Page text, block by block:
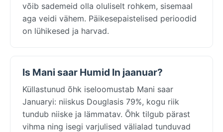
võib sademeid olla oluliselt rohkem, sisemaal
aga veidi vähem. Päikesepaistelised perioodid
on lühikesed ja harvad.
Is Mani saar Humid In jaanuar?
Küllastunud õhk iseloomustab Mani saar
Januaryi: niiskus Douglasis 79%, kogu riik
tundub niiske ja lämmatav. Õhk tilgub pärast
vihma ning isegi varjulised välialad tunduvad